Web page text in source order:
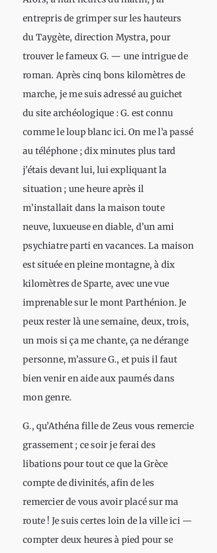
entrepris de grimper sur les hauteurs
du Taygète, direction Mystra, pour
trouver le fameux G. — une intrigue de
roman. Après cinq bons kilomètres de
marche, je me suis adressé au guichet
du site archéologique : G. est connu
comme le loup blanc ici. On me l’a passé
au téléphone ; dix minutes plus tard
j’étais devant lui, lui expliquant la
situation ; une heure après il
m’installait dans la maison toute
neuve, luxueuse en diable, d’un ami
psychiatre parti en vacances. La maison
est située en pleine montagne, à dix
kilomètres de Sparte, avec une vue
imprenable sur le mont Parthénion. Je
peux rester là une semaine, deux, trois,
un mois si ça me chante, ça ne dérange
personne, m’assure G., et puis il faut
bien venir en aide aux paumés dans
mon genre.
G., qu’Athéna fille de Zeus vous remercie
grassement ; ce soir je ferai des
libations pour tout ce que la Grèce
compte de divinités, afin de les
remercier de vous avoir placé sur ma
route ! Je suis certes loin de la ville ici —
compter deux heures à pied pour se